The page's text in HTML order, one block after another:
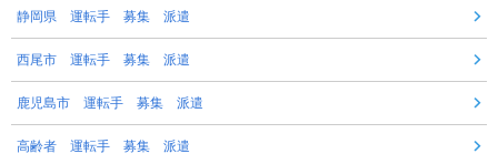
静岡県 運転手 募集 派遣
西尾市 運転手 募集 派遣
鹿児島市 運転手 募集 派遣
高齢者 運転手 募集 派遣